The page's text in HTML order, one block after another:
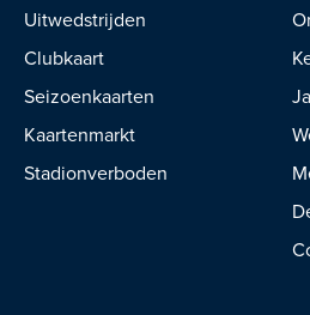
Uitwedstrijden
Clubkaart
Seizoenkaarten
Kaartenmarkt
Stadionverboden